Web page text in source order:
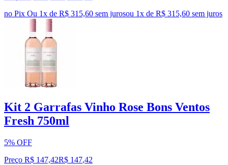
no Pix Ou 1x de R$ 315,60 sem jurosou 1x de R$ 315,60 sem juros
Kit 2 Garrafas Vinho Rose Bons Ventos
Fresh 750ml
5% OFF
Preço R$ 147,42R$ 147,42